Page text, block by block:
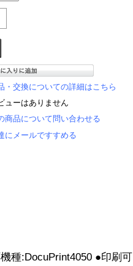
・交換についての詳細はこちら
ューはありません
商品について問い合わせる
にメールですすめる
種:DocuPrint4050 ●印刷可